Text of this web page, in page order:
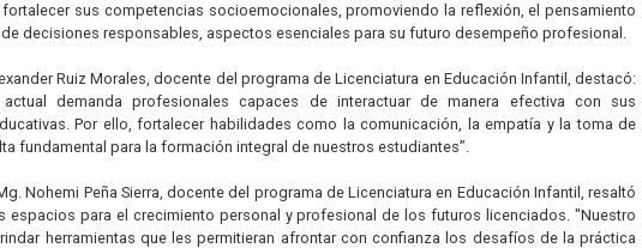
sus competencias socioemocionales, promoviendo la reflexión, el pensamiento
decisiones responsables, aspectos esenciales para su futuro desempeño profesional.
Ruiz Morales, docente del programa de Licenciatura en Educación Infantil, destacó:
demanda profesionales capaces de interactuar de manera efectiva con sus
Por ello, fortalecer habilidades como la comunicación, la empatía y la toma de
fundamental para la formación integral de nuestros estudiantes”.
Nohemi Peña Sierra, docente del programa de Licenciatura en Educación Infantil, resaltó
espacios para el crecimiento personal y profesional de los futuros licenciados. "Nuestro
herramientas que les permitieran afrontar con confianza los desafíos de la práctica